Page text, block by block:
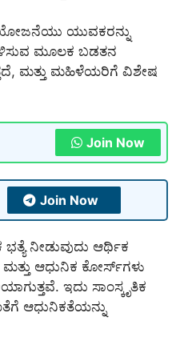
ಯುವಕರನ್ನು
ಮೂಲಕ ಬಡತನ
ಮತ್ತು ಮಹಿಳೆಯರಿಗೆ ವಿಶೇಷ
Join Now
Join Now
ನೀಡುವುದು ಆರ್ಥಿಕ
ಮತ್ತು ಆಧುನಿಕ ಕೋರ್ಸ್‌ಗಳು
ಇದು ಸಾಂಸ್ಕೃತಿಕ
ಆಧುನಿಕತೆಯನ್ನು